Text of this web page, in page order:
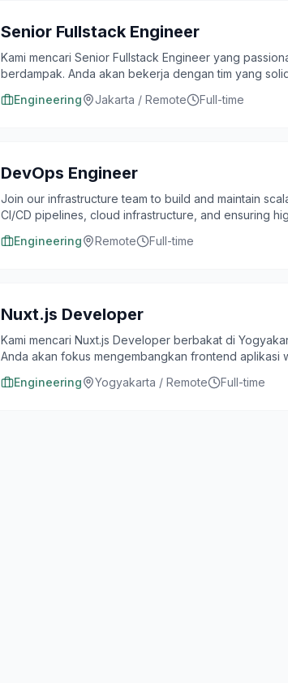
Senior Fullstack Engineer
Kami mencari Senior Fullstack Engineer yang
berdampak. Anda akan bekerja dengan tim yang
Engineering Jakarta / Remote Full-time
DevOps Engineer
Join our infrastructure team to build and maintain
CI/CD pipelines, cloud infrastructure, and ensuring
Engineering
Remote Full-time
Nuxt.js Developer
Kami mencari Nuxt.js Developer berbakat di
Anda akan fokus mengembangkan frontend aplikasi
Engineering Yogyakarta / Remote Full-time